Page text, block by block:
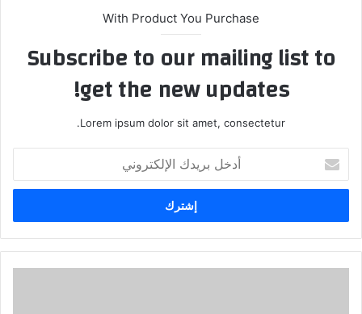
With Product You Purchase
Subscribe to our mailing list to
get the new updates!
Lorem ipsum dolor sit amet, consectetur.
بريدك
الإلكتروني